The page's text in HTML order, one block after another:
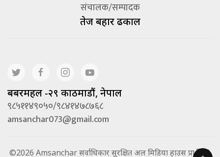
संचालक/सम्पादक
तेज बहादूर ढकाल
बबरमहल -२९ काठमाडौं, नेपाल
९८५११४९०५०/९८४१४७८७६८
amsanchar073@gmail.com
©2026 Amsanchar सर्वाधिकार सुरक्षित अल मिडिया हाउस प्रा.लि. |